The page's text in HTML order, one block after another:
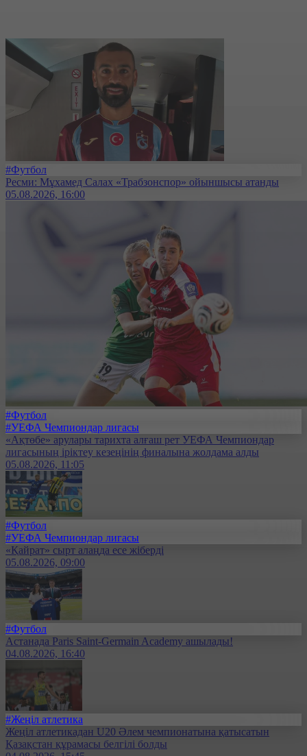
#Футбол
Ресми: Мұхамед Салах «Трабзонспор» ойыншысы атанды
05.08.2026, 16:00
#Футбол
#УЕФА Чемпиондар лигасы
«Ақтөбе» арулары тарихта алғаш рет УЕФА Чемпиондар
лигасының іріктеу кезеңінің финалына жолдама алды
05.08.2026, 11:05
#Футбол
#УЕФА Чемпиондар лигасы
«Қайрат» сырт алаңда есе жіберді
05.08.2026, 09:00
#Футбол
Астанада Paris Saint-Germain Academy ашылады!
04.08.2026, 16:40
#Жеңіл атлетика
Жеңіл атлетикадан U20 Әлем чемпионатына қатысатын
Қазақстан құрамасы белгілі болды